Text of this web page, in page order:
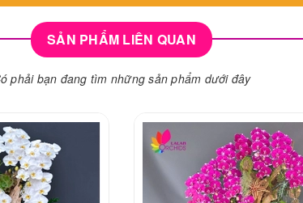
SẢN PHẨM LIÊN QUAN
phải bạn đang tìm những sản phẩm dưới đây